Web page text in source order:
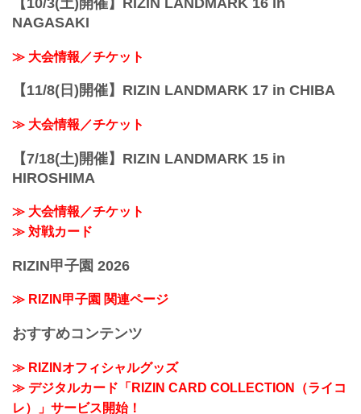
【10/3(土)開催】RIZIN LANDMARK 16 in
NAGASAKI
≫ 大会情報／チケット
【11/8(日)開催】RIZIN LANDMARK 17 in CHIBA
≫ 大会情報／チケット
【7/18(土)開催】RIZIN LANDMARK 15 in
HIROSHIMA
≫ 大会情報／チケット
≫ 対戦カード
RIZIN甲子園 2026
≫ RIZIN甲子園 関連ページ
おすすめコンテンツ
≫ RIZINオフィシャルグッズ
≫ デジタルカード「RIZIN CARD COLLECTION（ライコ
レ）」サービス開始！